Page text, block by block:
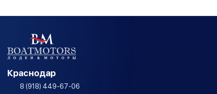
Краснодар
8 (918) 449-67-06